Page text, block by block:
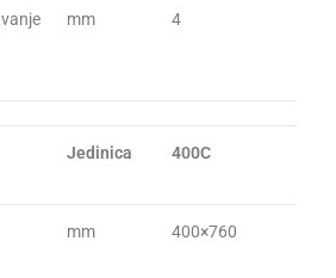
mm 4
Jedinica 400C
mm 400×760